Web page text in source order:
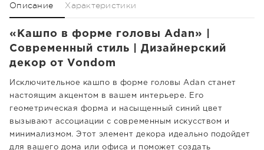
Описание Характеристики
«Кашпо в форме головы Adan» |
Современный стиль | Дизайнерский
декор от Vondom
Исключительное кашпо в форме головы Adan станет
настоящим акцентом в вашем интерьере. Его
геометрическая форма и насыщенный синий цвет
вызывают ассоциации с современным искусством и
минимализмом. Этот элемент декора идеально подойдет
для вашего дома или офиса и поможет создать